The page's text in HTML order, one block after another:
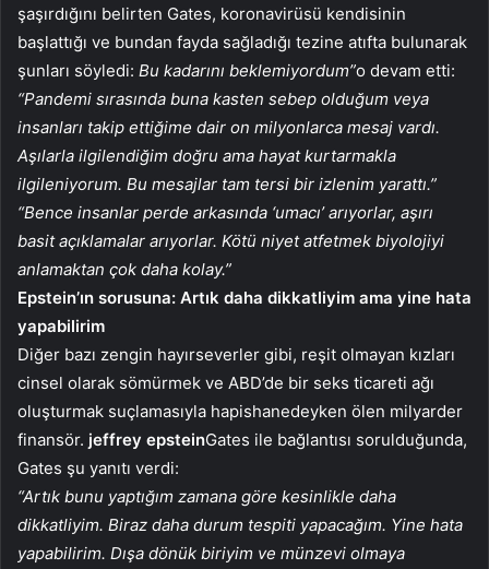
şaşırdığını belirten Gates, koronavirüsü kendisinin
başlattığı ve bundan fayda sağladığı tezine atıfta bulunarak
şunları söyledi: Bu kadarını beklemiyordum”o devam etti:
“Pandemi sırasında buna kasten sebep olduğum veya
insanları takip ettiğime dair on milyonlarca mesaj vardı.
Aşılarla ilgilendiğim doğru ama hayat kurtarmakla
ilgileniyorum. Bu mesajlar tam tersi bir izlenim yarattı.”
“Bence insanlar perde arkasında ‘umacı’ arıyorlar, aşırı
basit açıklamalar arıyorlar. Kötü niyet atfetmek biyolojiyi
anlamaktan çok daha kolay.”
Epstein’ın sorusuna: Artık daha dikkatliyim ama yine hata
yapabilirim
Diğer bazı zengin hayırseverler gibi, reşit olmayan kızları
cinsel olarak sömürmek ve ABD’de bir seks ticareti ağı
oluşturmak suçlamasıyla hapishanedeyken ölen milyarder
finansör. jeffrey epsteinGates ile bağlantısı sorulduğunda,
Gates şu yanıtı verdi:
“Artık bunu yaptığım zamana göre kesinlikle daha
dikkatliyim. Biraz daha durum tespiti yapacağım. Yine hata
yapabilirim. Dışa dönük biriyim ve münzevi olmaya